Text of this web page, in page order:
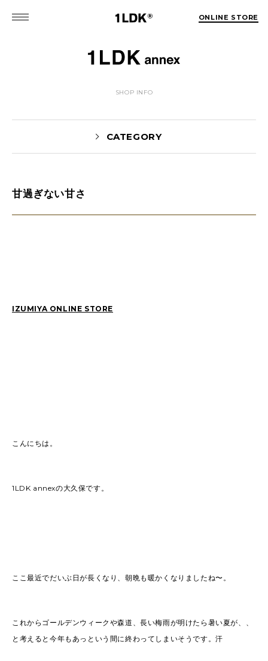
ONLINE STORE
SHOP INFO
CATEGORY
NEWS(74)
2024(163)
甘過ぎない甘さ
IZUMIYA ONLINE STORE
こんにちは。
1LDK annexの大久保です。
ここ最近でだいぶ日が長くなり、朝晩も暖かくなりましたね〜。
これからゴールデンウィークや森道、長い梅雨が明けたら暑い夏が、、
と考えると今年もあっという間に終わってしまいそうです。汗